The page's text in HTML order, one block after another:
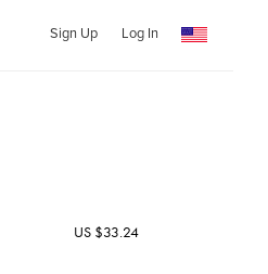
Sign Up Log In
US $33.24